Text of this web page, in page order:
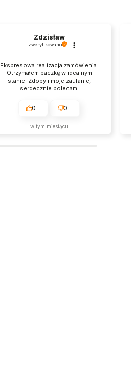
Zdzisław
zweryfikowano
Ekspresowa realizacja zamówienia.
Otrzymałem paczkę w idealnym
stanie. Zdobyli moje zaufanie,
serdecznie polecam.
0 0
w tym miesiącu